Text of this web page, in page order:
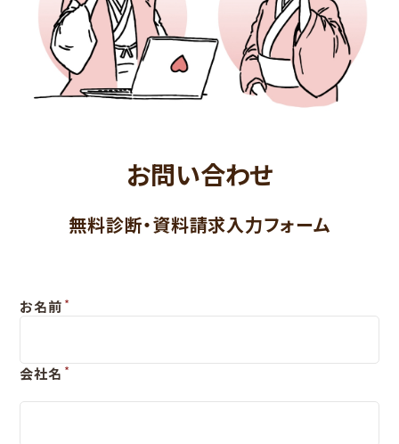
お問い合わせ
無料診断・資料請求入力フォーム
お名前 *
会社名 *